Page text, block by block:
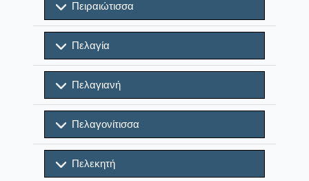
Πειραιώτισσα
Πελαγία
Πελαγιανή
Πελαγονίτισσα
Πελεκητή